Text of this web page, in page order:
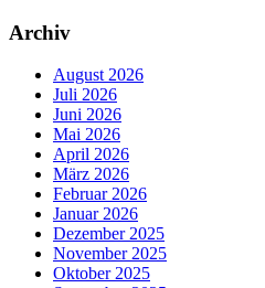
Archiv
August 2026
Juli 2026
Juni 2026
Mai 2026
April 2026
März 2026
Februar 2026
Januar 2026
Dezember 2025
November 2025
Oktober 2025